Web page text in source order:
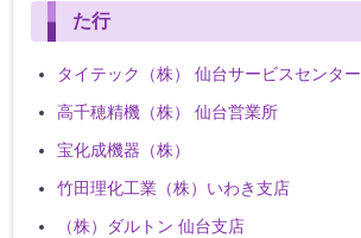
た行
タイテック（株） 仙台サービスセンター
高千穂精機（株） 仙台営業所
宝化成機器（株）
竹田理化工業（株）いわき支店
（株）ダルトン 仙台支店